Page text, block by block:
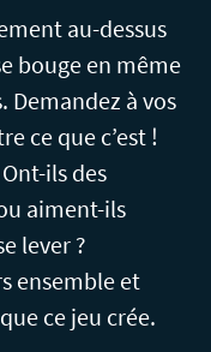
au-dessus
bouge en même
Demandez à vos
ce que c’est !
ils des
aiment-ils
lever ?
ensemble et
ce jeu crée.